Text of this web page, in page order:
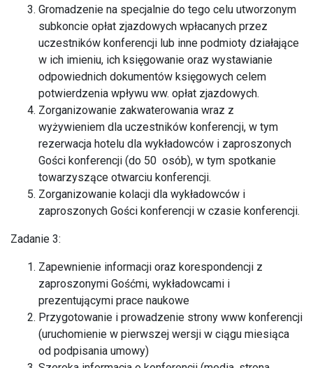
Gromadzenie na specjalnie do tego celu utworzonym
subkoncie opłat zjazdowych wpłacanych przez
uczestników konferencji lub inne podmioty działające
w ich imieniu, ich księgowanie oraz wystawianie
odpowiednich dokumentów księgowych celem
potwierdzenia wpływu ww. opłat zjazdowych.
Zorganizowanie zakwaterowania wraz z
wyżywieniem dla uczestników konferencji, w tym
rezerwacja hotelu dla wykładowców i zaproszonych
Gości konferencji (do 50 osób), w tym spotkanie
towarzyszące otwarciu konferencji.
Zorganizowanie kolacji dla wykładowców i
zaproszonych Gości konferencji w czasie konferencji.
Zadanie 3:
Zapewnienie informacji oraz korespondencji z
zaproszonymi Gośćmi, wykładowcami i
prezentującymi prace naukowe
Przygotowanie i prowadzenie strony www konferencji
(uruchomienie w pierwszej wersji w ciągu miesiąca
od podpisania umowy)